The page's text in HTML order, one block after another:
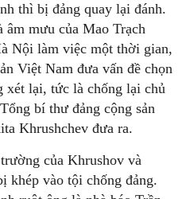
thì bị đảng quay lại đánh.
mưu của Mao Trạch
Nội làm việc một thời gian,
Việt Nam đưa vấn đề chọn
xét lại, tức là chống lại chủ
bí thư đảng cộng sản
Khrushchev đưa ra.
của Khrushov và
khép vào tội chống đảng.